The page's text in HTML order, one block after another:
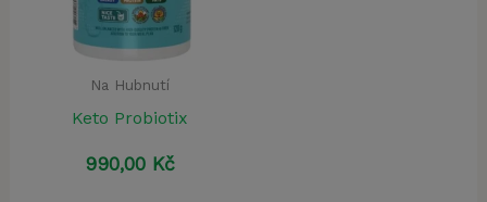
Na Hubnutí
Keto Probiotix
990,00 Kč